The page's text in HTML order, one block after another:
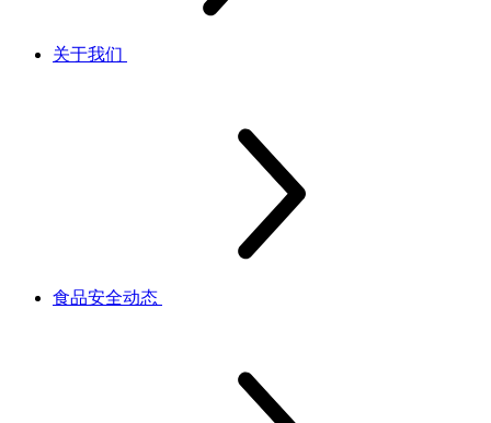
关于我们
食品安全动态